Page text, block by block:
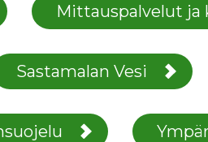
Mittauspalvelut
Sastamalan Vesi